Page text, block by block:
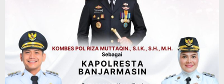
Pemkab Balangan
28 Pelajar Halong Balangan Jalani
Latihan Intensif Paskibraka, Ditempa
TNI-Polri Sambut HUT ke-81 RI
Agustus 9, 2026